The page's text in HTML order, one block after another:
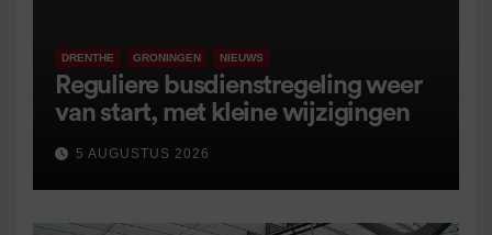
DRENTHE GRONINGEN NIEUWS
Reguliere busdienstregeling weer
van start, met kleine wijzigingen
5 AUGUSTUS 2026